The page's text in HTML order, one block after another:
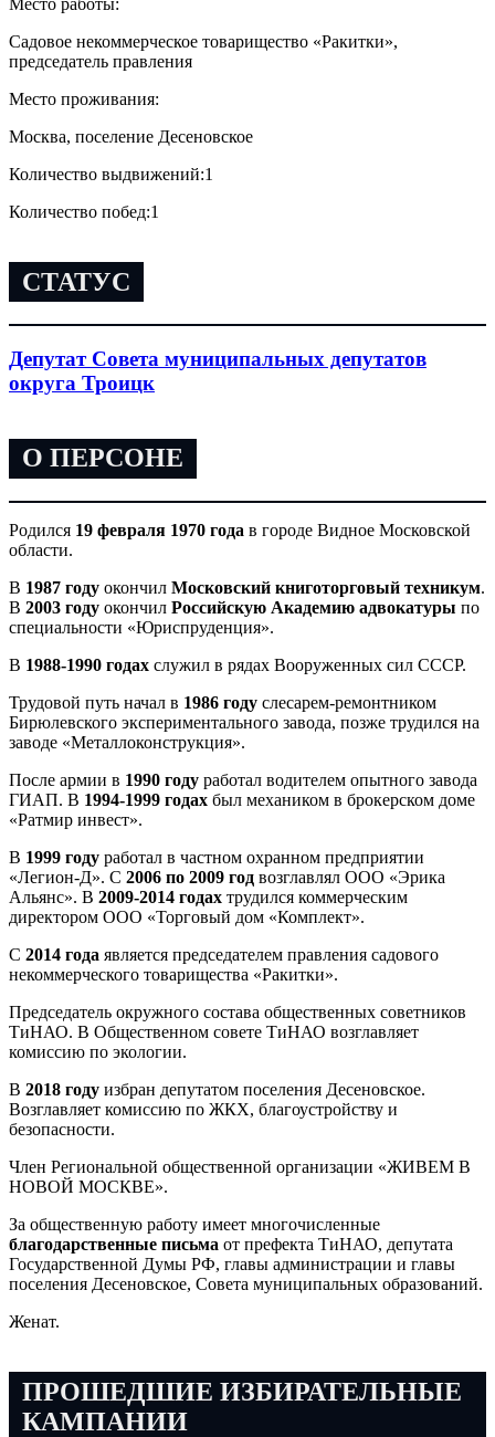
Садовое некоммерческое товарищество «Ракитки»,
председатель правления
Место проживания:
Москва, поселение Десеновское
Количество выдвижений:1
Количество побед:1
СТАТУС
Депутат Совета муниципальных депутатов
округа Троицк
О ПЕРСОНЕ
Родился 19 февраля 1970 года в городе Видное Московской
области.
В 1987 году окончил Московский книготорговый техникум.
В 2003 году окончил Российскую Академию адвокатуры по
специальности «Юриспруденция».
В 1988-1990 годах служил в рядах Вооруженных сил СССР.
Трудовой путь начал в 1986 году слесарем-ремонтником
Бирюлевского экспериментального завода, позже трудился на
заводе «Металлоконструкция».
После армии в 1990 году работал водителем опытного завода
ГИАП. В 1994-1999 годах был механиком в брокерском доме
«Ратмир инвест».
В 1999 году работал в частном охранном предприятии
«Легион-Д». С 2006 по 2009 год возглавлял ООО «Эрика
Альянс». В 2009-2014 годах трудился коммерческим
директором ООО «Торговый дом «Комплект».
С 2014 года является председателем правления садового
некоммерческого товарищества «Ракитки».
Председатель окружного состава общественных советников
ТиНАО. В Общественном совете ТиНАО возглавляет
комиссию по экологии.
В 2018 году избран депутатом поселения Десеновское.
Возглавляет комиссию по ЖКХ, благоустройству и
безопасности.
Член Региональной общественной организации «ЖИВЕМ В
НОВОЙ МОСКВЕ».
За общественную работу имеет многочисленные
благодарственные письма от префекта ТиНАО, депутата
Государственной Думы РФ, главы администрации и главы
поселения Десеновское, Совета муниципальных образований.
Женат.
ПРОШЕДШИЕ ИЗБИРАТЕЛЬНЫЕ
КАМПАНИИ